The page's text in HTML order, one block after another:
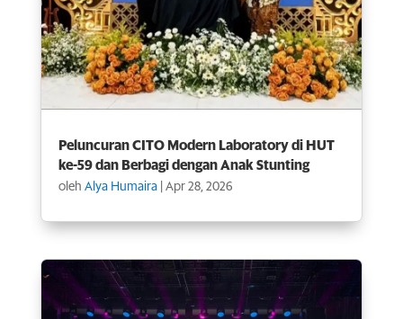
Peluncuran CITO Modern Laboratory di HUT
ke-59 dan Berbagi dengan Anak Stunting
oleh Alya Humaira| Apr 28, 2026